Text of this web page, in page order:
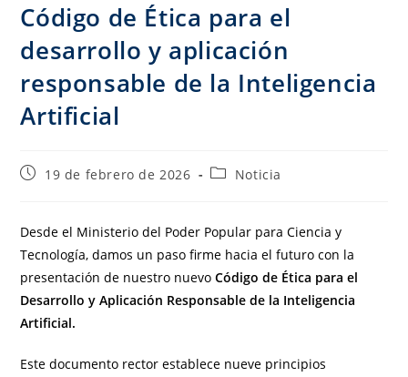
Código de Ética para el
desarrollo y aplicación
responsable de la Inteligencia
Artificial
19 de febrero de 2026 Noticia
Desde el Ministerio del Poder Popular para Ciencia y
Tecnología, damos un paso firme hacia el futuro con la
presentación de nuestro nuevoCódigo de Ética para el
Desarrollo y Aplicación Responsable de la Inteligencia
Artificial.
Este documento rector establece nueve principios